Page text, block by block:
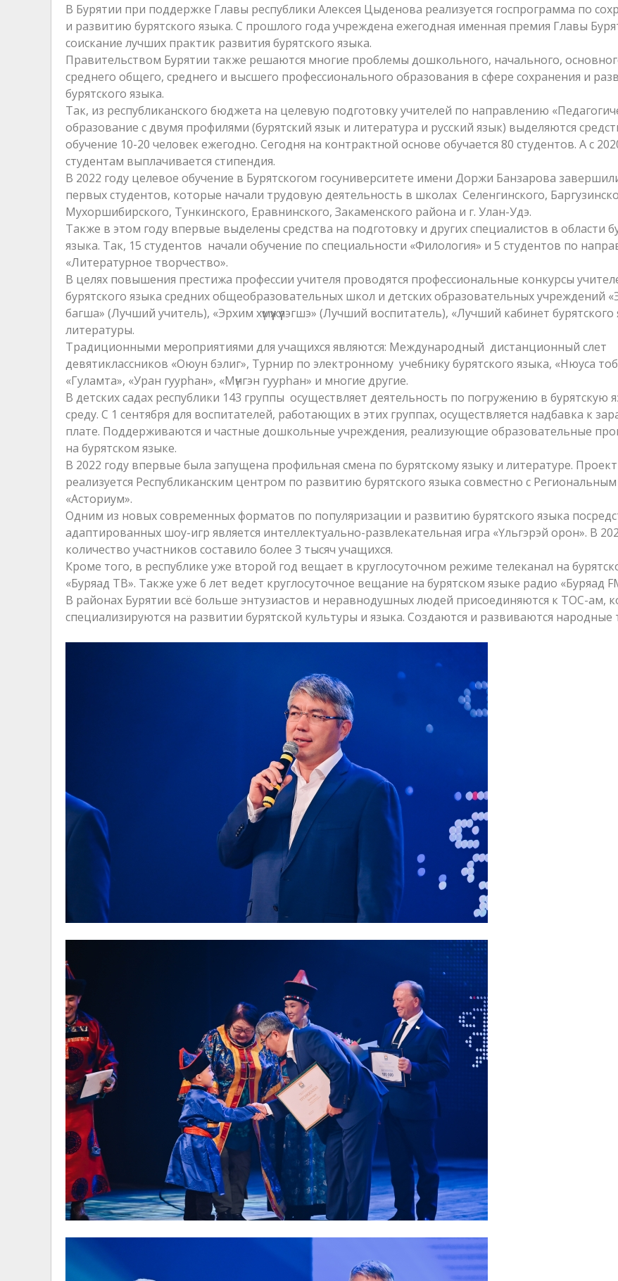
В Бурятии при поддержке Главы республики Алексея Цыденова реализуется госпрограмма по
и развитию бурятского языка. С прошлого года учреждена ежегодная именная премия Главы
соискание лучших практик развития бурятского языка.
Правительством Бурятии также решаются многие проблемы дошкольного, начального,
среднего общего, среднего и высшего профессионального образования в сфере сохранения и
бурятского языка.
Так, из республиканского бюджета на целевую подготовку учителей по направлению
образование с двумя профилями (бурятский язык и литература и русский язык) выделяются
обучение 10-20 человек ежегодно. Сегодня на контрактной основе обучается 80 студентов. А с
студентам выплачивается стипендия.
В 2022 году целевое обучение в Бурятскогом госуниверситете имени Доржи Банзарова
первых студентов, которые начали трудовую деятельность в школах Селенгинского,
Мухоршибирского, Тункинского, Еравнинского, Закаменского района и г. Улан-Удэ.
Также в этом году впервые выделены средства на подготовку и других специалистов в области
языка. Так, 15 студентов начали обучение по специальности «Филология» и 5 студентов по
«Литературное творчество».
В целях повышения престижа профессии учителя проводятся профессиональные конкурсы
бурятского языка средних общеобразовательных школ и детских образовательных учреждений
багша» (Лучший учитель), «Эрхим хүмүүжүүлэгшэ» (Лучший воспитатель), «Лучший кабинет бурятского
литературы.
Традиционными мероприятиями для учащихся являются: Международный дистанционный слет
девятиклассников «Оюун бэлиг», Турнир по электронному учебнику бурятского языка, «Нюуса
«Гуламта», «Уран гуурһан», «Мүнгэн гуурһан» и многие другие.
В детских садах республики 143 группы осуществляет деятельность по погружению в бурятскую
среду. С 1 сентября для воспитателей, работающих в этих группах, осуществляется надбавка к
плате. Поддерживаются и частные дошкольные учреждения, реализующие образовательные
на бурятском языке.
В 2022 году впервые была запущена профильная смена по бурятскому языку и литературе. Проект
реализуется Республиканским центром по развитию бурятского языка совместно с
«Асториум».
Одним из новых современных форматов по популяризации и развитию бурятского языка
адаптированных шоу-игр является интеллектуально-развлекательная игра «Үльгэрэй орон». В
количество участников составило более 3 тысяч учащихся.
Кроме того, в республике уже второй год вещает в круглосуточном режиме телеканал на
«Буряад ТВ». Также уже 6 лет ведет круглосуточное вещание на бурятском языке радио «Буряад
В районах Бурятии всё больше энтузиастов и неравнодушных людей присоединяются к ТОС-ам,
специализируются на развитии бурятской культуры и языка. Создаются и развиваются народные